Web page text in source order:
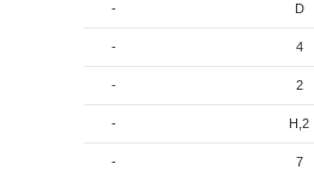
- D
- 4
- 2
- H,2
- 7